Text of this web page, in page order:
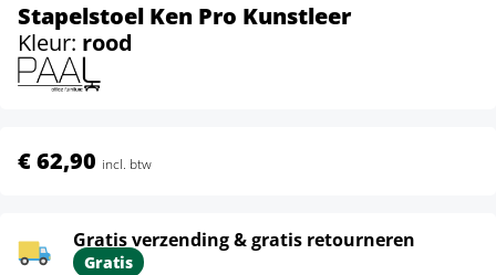
Stapelstoel Ken Pro Kunstleer
Kleur: rood
€ 62,90 incl. btw
Gratis verzending & gratis retourneren
Gratis